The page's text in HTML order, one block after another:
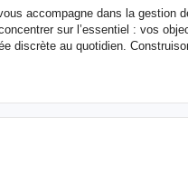
accompagne dans la gestion
sur l’essentiel : vos
discrète au quotidien.